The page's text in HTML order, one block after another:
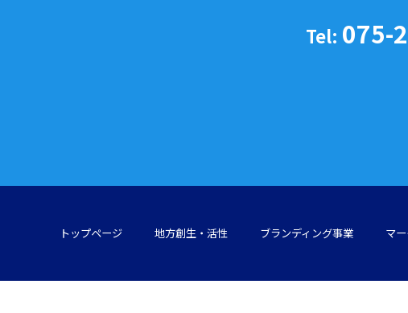
Tel: 075-
トップページ 地方創生・活性 ブランディング事業 マ